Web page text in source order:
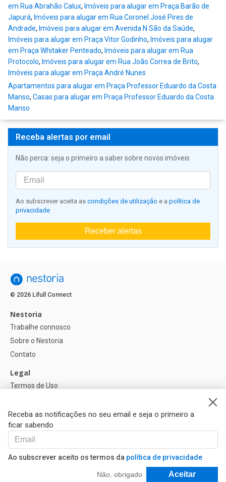
em Rua Abrahão Calux, Imóveis para alugar em Praça Barão de
Japurá, Imóveis para alugar em Rua Coronel José Pires de
Andrade, Imóveis para alugar em Avenida N São da Saúde,
Imóveis para alugar em Praça Vitor Godinho, Imóveis para alugar
em Praça Whitaker Penteado, Imóveis para alugar em Rua
Protocolo, Imóveis para alugar em Rua João Correa de Brito,
Imóveis para alugar em Praça André Nunes
Apartamentos para alugar em Praça Professor Eduardo da Costa
Manso, Casas para alugar em Praça Professor Eduardo da Costa
Manso
Receba alertas por email
Não perca: seja o primeiro a saber sobre novos imóveis
Ao subscrever aceita as condições de utilização e a política de
privacidade
Receber alertas
Receba as notificações no seu email e seja o primeiro a
ficar sabendo
Ao subscrever aceito os termos da política de privacidade
Não, obrigado Aceitar
Filtrar e Classificar
© 2026 Lifull Connect
Nestoria
Trabalhe connosco
Sobre o Nestoria
Contato
Legal
Termos de Uso
Política de Cookies
Ajuda
FAQ
Nossos Parceiros